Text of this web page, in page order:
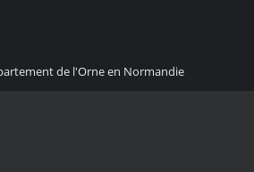
de l'Orne en Normandie